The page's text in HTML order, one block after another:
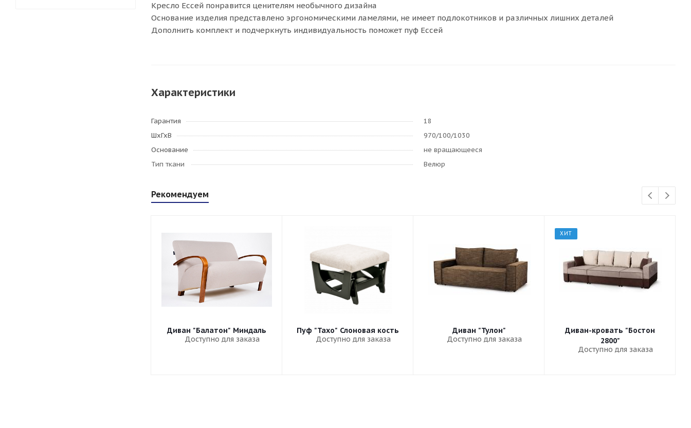
Кресло Ессей понравится ценителям необычного дизайна
Основание изделия представлено эргономическими ламелями, не имеет подлокотников и различных лишних деталей
Дополнить комплект и подчеркнуть индивидуальность поможет пуф Ессей
Характеристики
Гарантия
18
ШхГхВ
970/100/1030
Основание
не вращающееся
Тип ткани
Велюр
Рекомендуем
Диван "Балатон" Миндаль
Доступно для заказа
Пуф "Тахо" Слоновая кость
Доступно для заказа
Диван "Тулон"
Доступно для заказа
ХИТ
Диван-кровать "Бостон
2800"
Доступно для заказа